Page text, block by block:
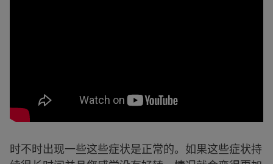
时不时出现一些这些症状是正常的。如果这些症状持